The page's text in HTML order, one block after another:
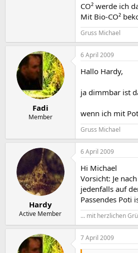
CO² werde ich
Mit Bio-CO²
Gruss Michael
Fadi
Member
6 April 2009
Hallo Hardy,
ja dimmbar ist
wenn ich mit
Gruss Michael
Hardy
Active Member
6 April 2009
Hi Michael
Vorsicht: Je
jedenfalls auf
Passendes Poti
... mit herzlichen
7 April 2009